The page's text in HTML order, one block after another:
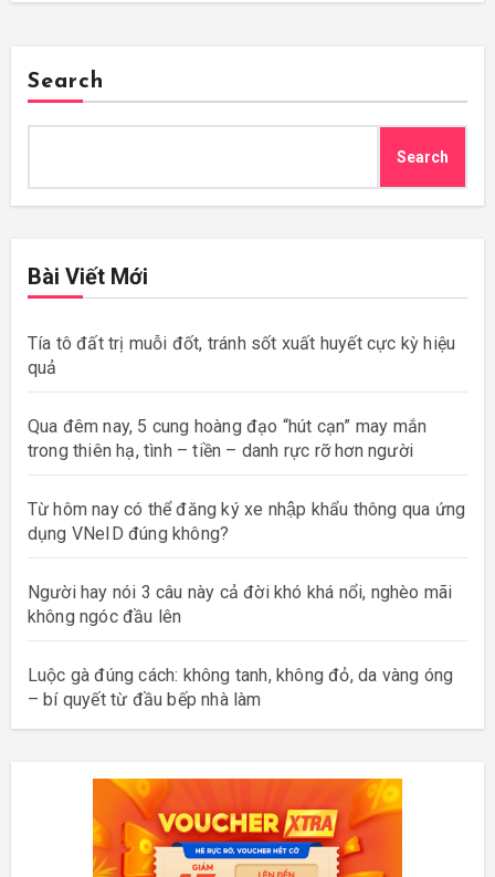
Search
Search
Bài Viết Mới
Tía tô đất trị muỗi đốt, tránh sốt xuất huyết cực kỳ hiệu
quả
Qua đêm nay, 5 cung hoàng đạo “hút cạn” may mắn
trong thiên hạ, tình – tiền – danh rực rỡ hơn người
Từ hôm nay có thể đăng ký xe nhập khẩu thông qua ứng
dụng VNeID đúng không?
Người hay nói 3 câu này cả đời khó khá nổi, nghèo mãi
không ngóc đầu lên
Luộc gà đúng cách: không tanh, không đỏ, da vàng óng
– bí quyết từ đầu bếp nhà làm